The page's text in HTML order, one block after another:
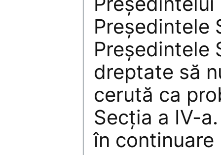
Președintele
Președintele
dreptate să
cerută ca
Secția a IV-
în continuare